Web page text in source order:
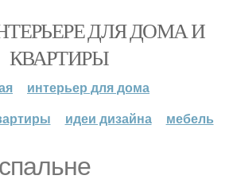
ДЛЯ ДОМА И
КВАРТИРЫ
интерьер для дома
идеи дизайна мебель